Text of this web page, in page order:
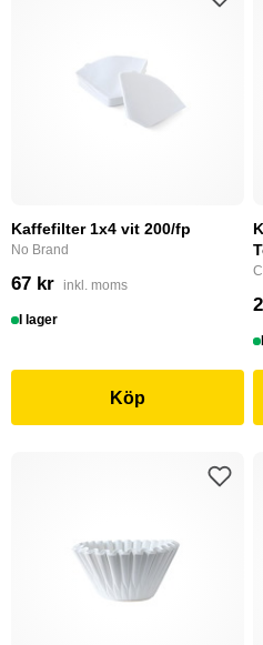
Kaffefilter 1x4 vit 200/fp
No Brand
67 kr inkl. moms
I lager
Köp